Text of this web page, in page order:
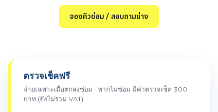
จองคิวซ่อม / สอบถามช่าง
ตรวจเช็คฟรี
จ่ายเฉพาะเมื่อตกลงซ่อม · หากไม่ซ่อม มีค่าตรวจเช็ค 300
บาท (ยังไม่รวม VAT)